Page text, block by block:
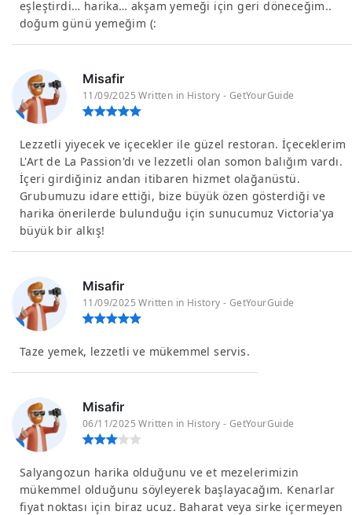
eşleştirdi… harika… akşam yemeği için geri döneceğim..
doğum günü yemeğim (:
Misafir
11/09/2025 Written in History - GetYourGuide
Lezzetli yiyecek ve içecekler ile güzel restoran. İçeceklerim
L'Art de La Passion'dı ve lezzetli olan somon balığım vardı.
İçeri girdiğiniz andan itibaren hizmet olağanüstü.
Grubumuzu idare ettiği, bize büyük özen gösterdiği ve
harika önerilerde bulunduğu için sunucumuz Victoria'ya
büyük bir alkış!
Misafir
11/09/2025 Written in History - GetYourGuide
Taze yemek, lezzetli ve mükemmel servis.
Misafir
06/11/2025 Written in History - GetYourGuide
Salyangozun harika olduğunu ve et mezelerimizin
mükemmel olduğunu söyleyerek başlayacağım. Kenarlar
fiyat noktası için biraz ucuz. Baharat veya sirke içermeyen